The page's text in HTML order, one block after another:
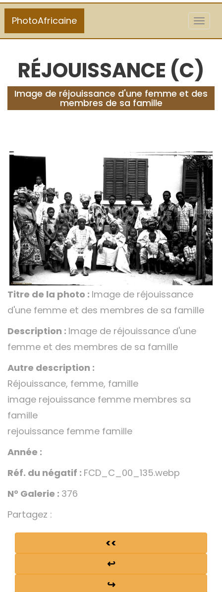
PhotoAfricaine
RÉJOUISSANCE (C)
Image de réjouissance d'une femme et des
membres de sa famille
Titre de la photo : Image de réjouissance
d'une femme et des membres de sa famille
Description : Image de réjouissance d'une
femme et des membres de sa famille
Autre description :
Réjouissance, femme, famille
image rejouissance femme membres sa
famille
rejouissance femme famille
Année :
Réf. du négatif : FCD_C_00_135.webp
N° Galerie : 376
Partagez :
<<
↩
↪